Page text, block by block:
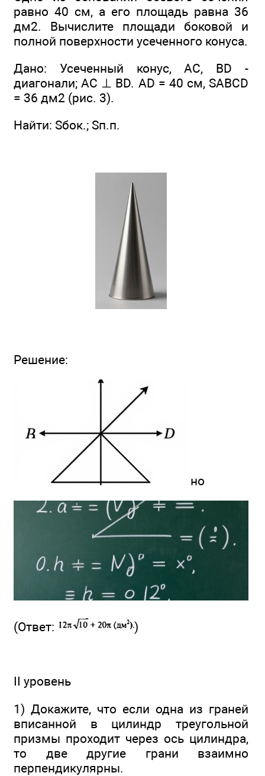
равно 40 см, а его площадь равна 36
дм2. Вычислите площади боковой и
полной поверхности усеченного конуса.
Дано: Усеченный конус, AC, BD -
диагонали; AC ⊥ BD. AD = 40 см, SABCD
= 36 дм2 (рис. 3).
Найти: Sбок.; Sп.п.
Решение:
но
(Ответ: )
II уровень
1) Докажите, что если одна из граней
вписанной в цилиндр треугольной
призмы проходит через ось цилиндра,
то две другие грани взаимно
перпендикулярны.